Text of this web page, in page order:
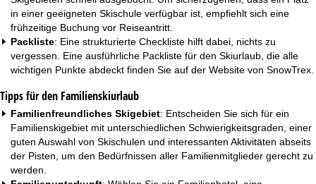
in einer geeigneten Skischule verfügbar ist, empfiehlt sich eine
frühzeitige Buchung vor Reiseantritt.
Packliste: Eine strukturierte Checkliste hilft dabei, nichts zu
vergessen. Eine ausführliche Packliste für den Skiurlaub, die alle
wichtigen Punkte abdeckt finden Sie auf der Website von SnowTrex.
Tipps für den Familienskiurlaub
Familienfreundliches Skigebiet: Entscheiden Sie sich für ein
Familienskigebiet mit unterschiedlichen Schwierigkeitsgraden, einer
guten Auswahl von Skischulen und interessanten Aktivitäten abseits
der Pisten, um den Bedürfnissen aller Familienmitglieder gerecht zu
werden.